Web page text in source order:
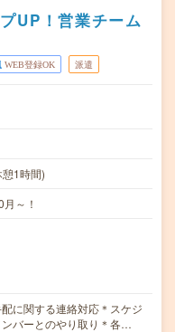
UP！営業チーム
WEB登録OK 派遣
1時間)
～！
に関する連絡対応＊スケジ
バーとのやり取り＊各…